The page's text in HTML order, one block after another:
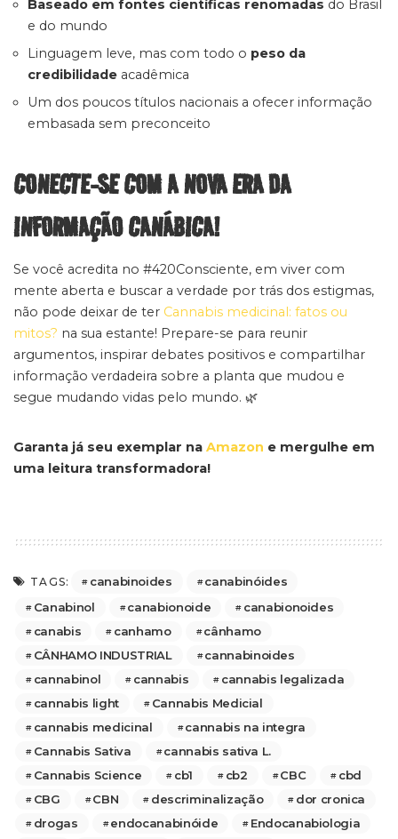
Baseado em fontes científicas renomadas do Brasil
e do mundo
Linguagem leve, mas com todo o peso da
credibilidade acadêmica
Um dos poucos títulos nacionais a ofecer informação
embasada sem preconceito
CONECTE-SE COM A NOVA ERA DA
INFORMAÇÃO CANÁBICA!
Se você acredita no #420Consciente, em viver com
mente aberta e buscar a verdade por trás dos estigmas,
não pode deixar de ter Cannabis medicinal: fatos ou
mitos? na sua estante! Prepare-se para reunir
argumentos, inspirar debates positivos e compartilhar
informação verdadeira sobre a planta que mudou e
segue mudando vidas pelo mundo. 🌿
Garanta já seu exemplar na Amazon e mergulhe em
uma leitura transformadora!
TAGS: canabinoides
canabinóides
Canabinol
canabionoide
canabionoides
canabis
canhamo
cânhamo
CÂNHAMO INDUSTRIAL
cannabinoides
cannabinol
cannabis
cannabis legalizada
cannabis light
Cannabis Medicial
cannabis medicinal
cannabis na integra
Cannabis Sativa
cannabis sativa L.
Cannabis Science
cb1 cb2 CBC
cbd
CBG
CBN descriminalização
dor cronica
drogas
endocanabinóide
Endocanabiologia